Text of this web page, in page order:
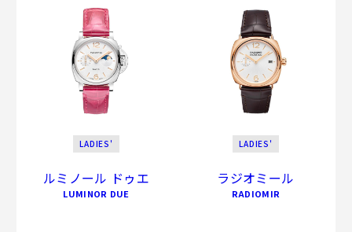
LADIES'
ルミノール ドゥエ
LUMINOR DUE
LADIES'
ラジオミール
RADIOMIR